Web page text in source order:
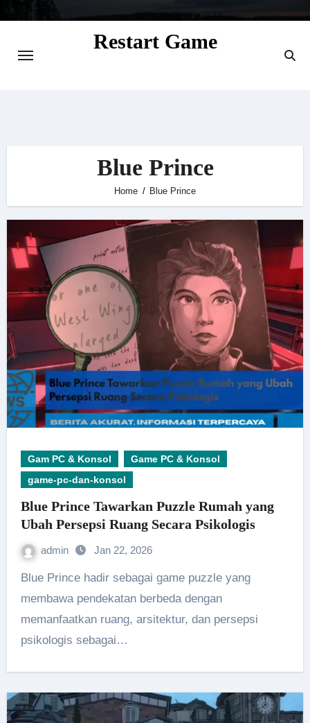
Restart Game
Blue Prince
Home Blue Prince
Gam PC & Konsol
Game PC & Konsol
game-pc-dan-konsol
Blue Prince Tawarkan Puzzle Rumah yang
Ubah Persepsi Ruang Secara Psikologis
admin Jan 22, 2026
Blue Prince hadir sebagai game puzzle yang
membawa pendekatan berbeda dengan
memanfaatkan ruang, arsitektur, dan persepsi
psikologis sebagai…